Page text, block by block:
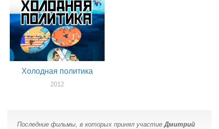
Холодная политика
2012
Последние фильмы, в которых принял участиеДмитрий